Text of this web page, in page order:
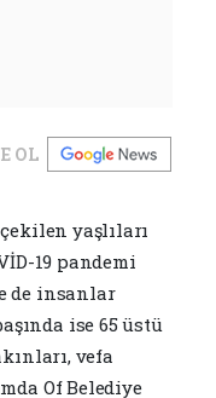
OL
yaşlıları
19 pandemi
de insanlar
ise 65 üstü
vefa
Of Belediye